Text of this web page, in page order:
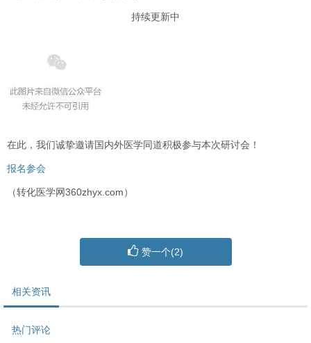
持续更新中
在此，我们诚挚邀请国内外医学同道积极参与本次研讨会！
报名参会
（转化医学网360zhyx.com）
赞一个(2)
相关资讯
热门评论